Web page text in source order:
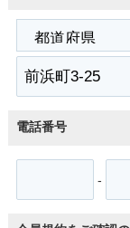
電話番号
-